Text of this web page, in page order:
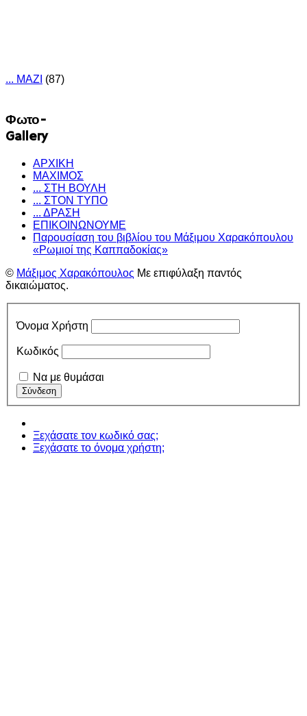
... ΜΑΖΙ (87)
Φωτο-
Gallery
ΑΡΧΙΚΗ
ΜΑΧΙΜΟΣ
... ΣΤΗ ΒΟΥΛΗ
... ΣΤΟΝ ΤΥΠΟ
... ΔΡΑΣΗ
ΕΠΙΚΟΙΝΩΝΟΥΜΕ
Παρουσίαση του βιβλίου του Μάξιμου Χαρακόπουλου
«Ρωμιοί της Καππαδοκίας»
© Μάξιμος Χαρακόπουλος Με επιφύλαξη παντός
δικαιώματος.
Όνομα Χρήστη
Κωδικός
Να με θυμάσαι
Ξεχάσατε τον κωδικό σας;
Ξεχάσατε το όνομα χρήστη;